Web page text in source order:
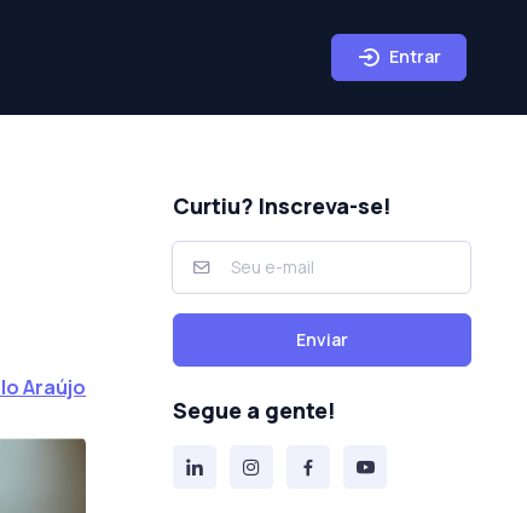
Entrar
Araújo
Curtiu? Inscreva-se!
Enviar
Segue a gente!